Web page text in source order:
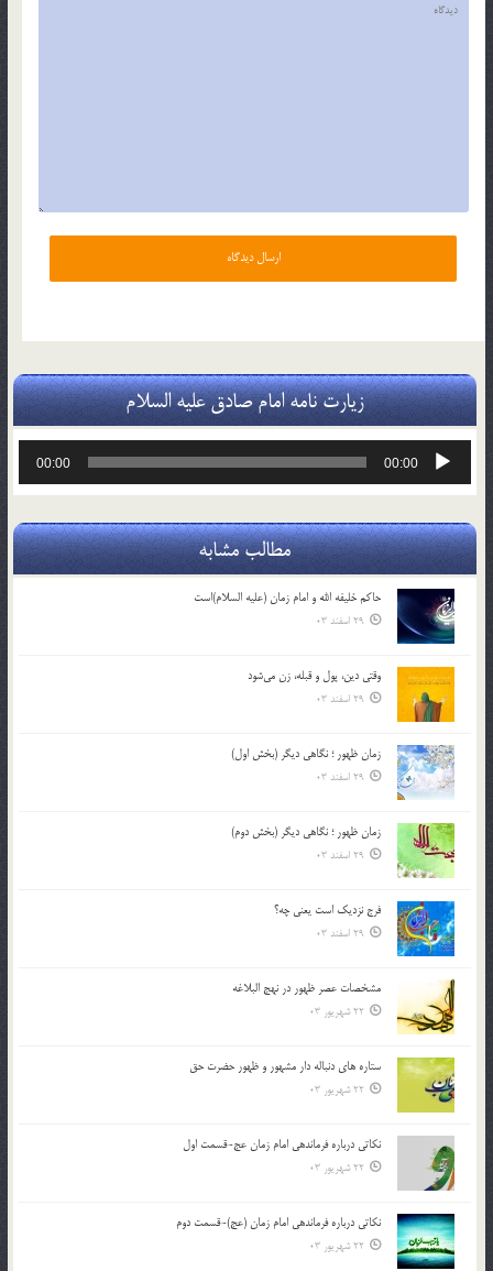
زیارت نامه امام صادق علیه السلام
پخش‌کننده
00:00
00:00
مطالب مشابه
حاکم خليفه الله و امام زمان (علیه السلام)است
29 اسفند 03
وقتی دین، پول و قبله، زن می‌شود
29 اسفند 03
زمان ظهور ؛ نگاهی دیگر (بخش اول)
29 اسفند 03
زمان ظهور ؛ نگاهی دیگر (بخش دوم)
29 اسفند 03
فرج نزدیک است یعنی چه؟
29 اسفند 03
مشخصات عصر ظهور در نهج البلاغه
22 شهریور 03
ستاره های دنباله دار مشهور و ظهور حضرت حق
22 شهریور 03
نکاتى درباره فرماندهى امام زمان عج-قسمت اول
22 شهریور 03
نکاتى درباره فرماندهى امام زمان (عج)-قسمت دوم
22 شهریور 03